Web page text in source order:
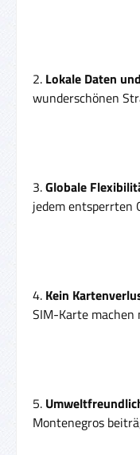
2. Lokale Daten
wunderschönen
3.Globale
jedem entsperrten
4. Kein
SIM-Karte machen
5.
Montenegros